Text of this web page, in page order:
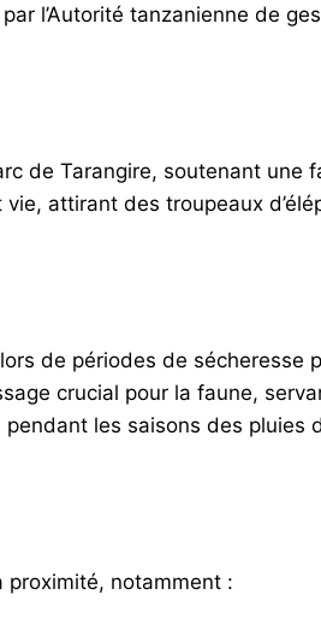
l’Autorité tanzanienne de
de Tarangire, soutenant une
attirant des troupeaux
de périodes de sécheresse
crucial pour la faune,
les saisons des
proximité, notamment :